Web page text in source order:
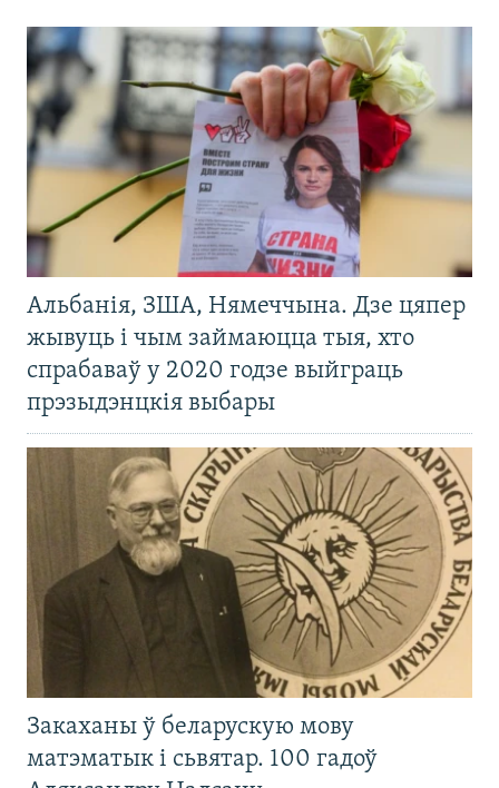
Альбанія, ЗША, Нямеччына. Дзе цяпер
жывуць і чым займаюцца тыя, хто
спрабаваў у 2020 годзе выйграць
прэзыдэнцкія выбары
Закаханы ў беларускую мову
матэматык і сьвятар. 100 гадоў